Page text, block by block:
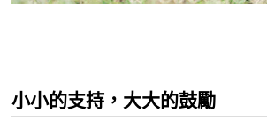
小小的支持，大大的鼓勵